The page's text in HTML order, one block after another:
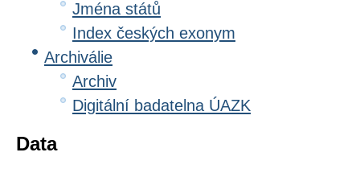
Jména států
Index českých exonym
Archiválie
Archiv
Digitální badatelna ÚAZK
Data